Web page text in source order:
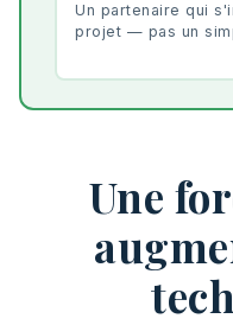
Un partenaire qui
projet — pas un
Une